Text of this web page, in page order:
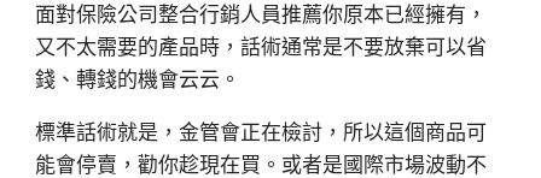
面對保險公司整合行銷人員推薦你原本已經擁有，
又不太需要的產品時，話術通常是不要放棄可以省
錢、轉錢的機會云云。
標準話術就是，金管會正在檢討，所以這個商品可
能會停賣，勸你趁現在買。或者是國際市場波動不